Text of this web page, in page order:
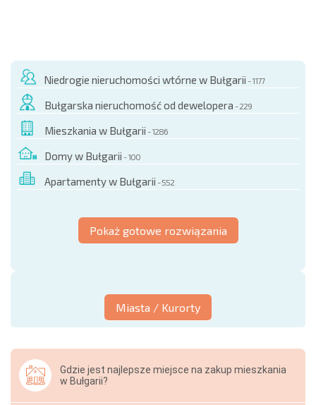
Niedrogie nieruchomości wtórne w Bułgarii - 1177
Bułgarska nieruchomość od dewelopera - 229
Mieszkania w Bułgarii - 1286
Domy w Bułgarii - 100
Apartamenty w Bułgarii - 552
Pokaż gotowe rozwiązania
Miasta / Kurorty
Gdzie jest najlepsze miejsce na zakup mieszkania
w Bułgarii?